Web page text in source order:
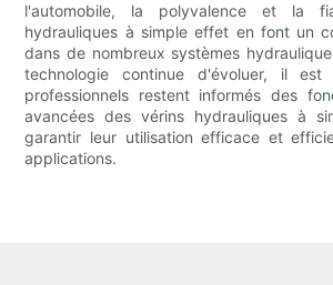
l'automobile, la polyvalence et la
hydrauliques à simple effet en font un
dans de nombreux systèmes
technologie continue d'évoluer, il
professionnels restent informés des
avancées des vérins hydrauliques à
garantir leur utilisation efficace et
applications.